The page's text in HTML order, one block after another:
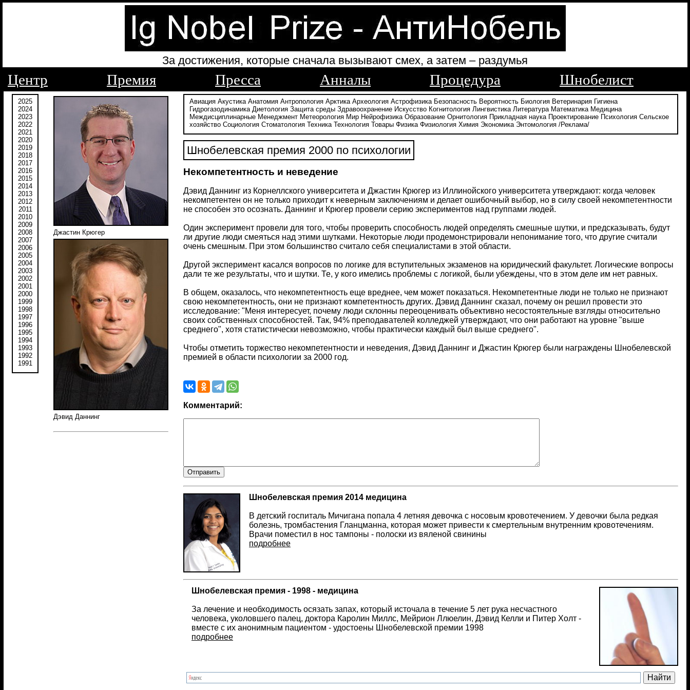
За достижения, которые сначала вызывают смех, а затем – раздумья
Центр Премия Пресса Анналы Процедура Шнобелист
2025
2024
2023
2022
2021
2020
2019
2018
2017
2016
2015
2014
2013
2012
2011
2010
2009
2008
2007
2006
2005
2004
2003
2002
2001
2000
1999
1998
1997
1996
1995
1994
1993
1992
1991
Джастин Крюгер
Дэвид Даннинг
Авиация Акустика Анатомия Антропология Арктика Археология Астрофизика Безопасность Вероятность Биология Ветеринария Гигиена
Гидрогазодинамика Диетология Защита среды Здравоохранение Искусство Когнитология Лингвистика Литература Математика Медицина
Междисциплинарные Менеджмент Метеорология Мир Нейрофизика Образование Орнитология Прикладная наука Проектирование Психология Сельское
хозяйство Социология Стоматология Техника Технология Товары Физика Физиология Химия Экономика Энтомология /Реклама/
Шнобелевская премия 2000 по психологии
Некомпетентность и неведение
Дэвид Даннинг из Корнеллского университета и Джастин Крюгер из Иллинойского университета утверждают: когда человек
некомпетентен он не только приходит к неверным заключениям и делает ошибочный выбор, но в силу своей некомпетентности
не способен это осознать. Даннинг и Крюгер провели серию экспериментов над группами людей.
Один эксперимент провели для того, чтобы проверить способность людей определять смешные шутки, и предсказывать, будут
ли другие люди смеяться над этими шутками. Некоторые люди продемонстрировали непонимание того, что другие считали
очень смешным. При этом большинство считало себя специалистами в этой области.
Другой эксперимент касался вопросов по логике для вступительных экзаменов на юридический факультет. Логические вопросы
дали те же результаты, что и шутки. Те, у кого имелись проблемы с логикой, были убеждены, что в этом деле им нет равных.
В общем, оказалось, что некомпетентность еще вреднее, чем может показаться. Некомпетентные люди не только не признают
свою некомпетентность, они не признают компетентность других. Дэвид Даннинг сказал, почему он решил провести это
исследование: "Меня интересует, почему люди склонны переоценивать объективно несостоятельные взгляды относительно
своих собственных способностей. Так, 94% преподавателей колледжей утверждают, что они работают на уровне "выше
среднего", хотя статистически невозможно, чтобы практически каждый был выше среднего".
Чтобы отметить торжество некомпетентности и неведения, Дэвид Даннинг и Джастин Крюгер были награждены Шнобелевской
премией в области психологии за 2000 год.
Комментарий:
Шнобелевская премия 2014 медицина
В детский госпиталь Мичигана попала 4 летняя девочка с носовым кровотечением. У девочки была редкая
болезнь, тромбастения Гланцманна, которая может привести к смертельным внутренним кровотечениям.
Врачи поместил в нос тампоны - полоски из вяленой свинины
подробнее
Шнобелевская премия - 1998 - медицина
За лечение и необходимость осязать запах, который источала в течение 5 лет рука несчастного
человека, уколовшего палец, доктора Каролин Миллс, Мейрион Ллюелин, Дэвид Келли и Питер Холт -
вместе с их анонимным пациентом - удостоены Шнобелевской премии 1998
подробнее